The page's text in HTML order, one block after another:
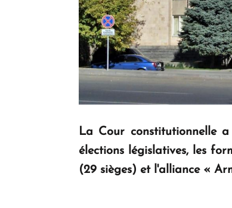
La Cour constitutionnelle
élections législatives, les
(29 sièges) et l'alliance «